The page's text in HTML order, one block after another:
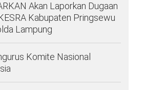
Akan Laporkan Dugaan
Kabupaten Pringsewu
Lampung
Komite Nasional